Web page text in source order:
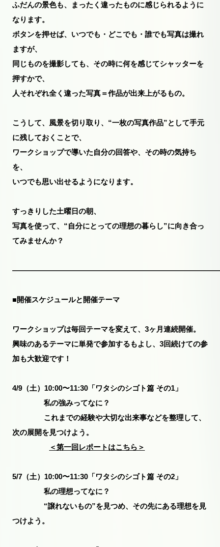
ふだんの景色も、まったく違ったものに感じられるように
なります。
ボタンを押せば、いつでも・どこでも・誰でも写真は撮れ
ますが、
同じものを撮影しても、その時に何を感じてシャッターを
押すかで、
人それぞれ全く違った写真＝作品が出来上がるもの。
こうして、風景を切り取り、“一枚の写真作品”として手元
に残しておくことで、
ワークショップで導いた自分の回答や、その時の気持ち
を、
いつでも思い出せるようになります。
すっきりした土曜日の朝、
写真を使って、“自分にとっての理想の暮らし”に向き合っ
てみませんか？
■開催スケジュールと開催テーマ
ワークショップは毎回テーマを変えて、3ヶ月連続開催。
興味のあるテーマに単発で参加するもよし、3回続けての参
加も大歓迎です！
4/9（土）10:00〜11:30「ワタシのシゴト篇 その1」
私の強みってなに？
これまでの経験や大切な出来事などを整理して、
次の展開を見つけよう。
＜第一回レポートはこちら＞
5/7（土）10:00〜11:30「ワタシのシゴト篇 その2」
私の理想ってなに？
“譲れないもの”を見つめ、その先にある理想を見
つけよう。